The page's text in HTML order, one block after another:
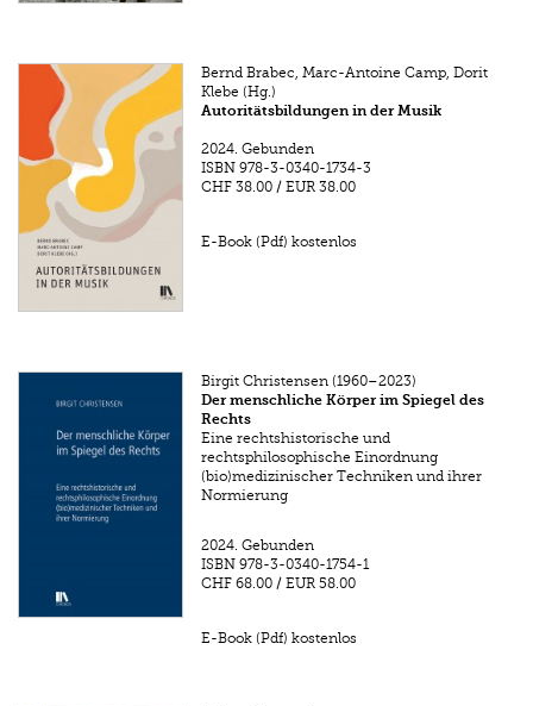
Bernd Brabec, Marc-Antoine Camp, Dorit
Klebe (Hg.)
Autoritätsbildungen in der Musik
2024. Gebunden
ISBN 978-3-0340-1734-3
CHF 38.00 /EUR 38.00
E-Book (Pdf) kostenlos
Birgit Christensen (1960–2023)
Der menschliche Körper im Spiegel des
Rechts
Eine rechtshistorische und
rechtsphilosophische Einordnung
(bio)medizinischer Techniken und ihrer
Normierung
2024. Gebunden
ISBN 978-3-0340-1754-1
CHF 68.00 /EUR 58.00
E-Book (Pdf) kostenlos